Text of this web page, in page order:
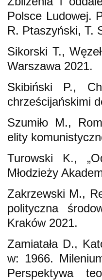
Polsce Ludowej.
R. Ptaszyński, T.
Sikorski T.,
Warszawa 2021.
Skibiński P.,
chrześcijańskimi
Szumiło M.,
elity
Turowski K.,
Młodzieży
Zakrzewski M.,
polityczna
Kraków 2021.
Zamiatała D.,
w: 1966.
Perspektywa